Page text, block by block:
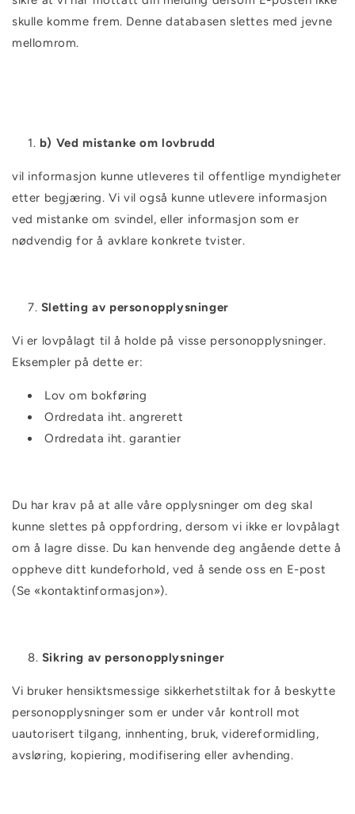
skulle komme frem. Denne databasen slettes med jevne
mellomrom.
b) Ved mistanke om lovbrudd
vil informasjon kunne utleveres til offentlige myndigheter
etter begjæring. Vi vil også kunne utlevere informasjon
ved mistanke om svindel, eller informasjon som er
nødvendig for å avklare konkrete tvister.
Sletting av personopplysninger
Vi er lovpålagt til å holde på visse personopplysninger.
Eksempler på dette er:
Lov om bokføring
Ordredata iht. angrerett
Ordredata iht. garantier
Du har krav på at alle våre opplysninger om deg skal
kunne slettes på oppfordring, dersom vi ikke er lovpålagt
om å lagre disse. Du kan henvende deg angående dette å
oppheve ditt kundeforhold, ved å sende oss en E-post
(Se «kontaktinformasjon»).
Sikring av personopplysninger
Vi bruker hensiktsmessige sikkerhetstiltak for å beskytte
personopplysninger som er under vår kontroll mot
uautorisert tilgang, innhenting, bruk, videreformidling,
avsløring, kopiering, modifisering eller avhending.